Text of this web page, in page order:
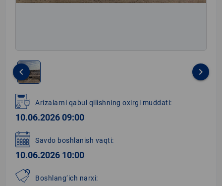
1
of
1
keyboard_arrow_left keyboard_arrow_right
Arizalarni qabul qilishning oxirgi muddati:
10.06.2026 09:00
Savdo boshlanish vaqti:
10.06.2026 10:00
Boshlang‘ich narxi: